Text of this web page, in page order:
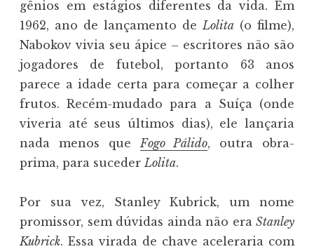
gênios em estágios diferentes da vida. Em
1962, ano de lançamento de Lolita (o filme),
Nabokov vivia seu ápice – escritores não são
jogadores de futebol, portanto 63 anos
parece a idade certa para começar a colher
frutos. Recém-mudado para a Suíça (onde
viveria até seus últimos dias), ele lançaria
nada menos que Fogo Pálido, outra obra-
prima, para suceder Lolita.
Por sua vez, Stanley Kubrick, um nome
promissor, sem dúvidas ainda não era Stanley
Kubrick. Essa virada de chave aceleraria com